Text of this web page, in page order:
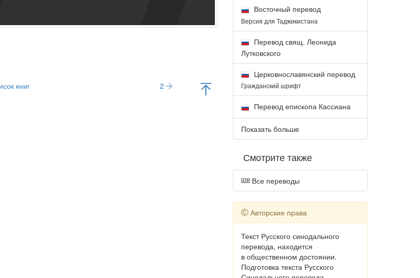
книг 2
Восточный перевод
Версия для Таджикистана
Перевод свящ. Леонида
Лутковского
Церковнославянский перевод
Гражданский шрифт
Перевод епископа Кассиана
Показать больше
Смотрите также
Все переводы
Авторские права
Текст Русского синодального
перевода, находится
в общественном достоянии.
Подготовка текста Русского